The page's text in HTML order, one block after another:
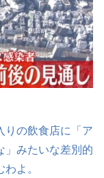
りの飲食店に「ア
」みたいな差別的
よ。